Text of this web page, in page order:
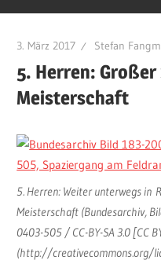
3. März 2017 Stefan
5. Herren:
Meisterschaft
5. Herren: Weiter unterwegs in
Meisterschaft (Bundesarchiv,
0403-505 / CC-BY-SA 3.0 [CC
(http://creativecommons.org/